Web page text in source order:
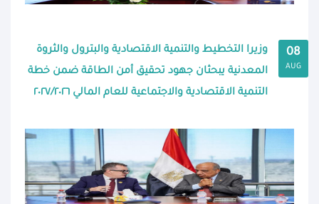
08
AUG
وزيرا التخطيط والتنمية الاقتصادية والبترول والثروة
المعدنية يبحثان جهود تحقيق أمن الطاقة ضمن خطة
التنمية الاقتصادية والاجتماعية للعام المالي ٢٠٢٧/٢٠٢٦